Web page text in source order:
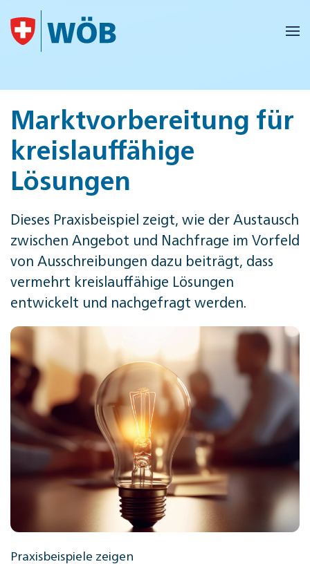
Skip to main content
Marktvorbereitung für
kreislauffähige
Lösungen
Dieses Praxisbeispiel zeigt, wie der Austausch
zwischen Angebot und Nachfrage im Vorfeld
von Ausschreibungen dazu beiträgt, dass
vermehrt kreislauffähige Lösungen
entwickelt und nachgefragt werden.
Praxisbeispiele zeigen